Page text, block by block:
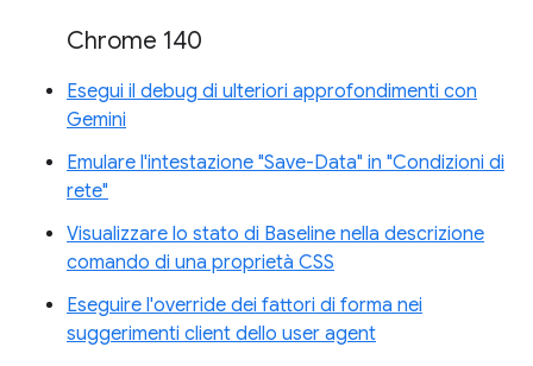
Chrome 140
Esegui il debug di ulteriori approfondimenti con
Gemini
Emulare l'intestazione "Save-Data" in "Condizioni di
rete"
Visualizzare lo stato di Baseline nella descrizione
comando di una proprietà CSS
Eseguire l'override dei fattori di forma nei
suggerimenti client dello user agent